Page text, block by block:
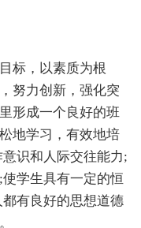
标，以素质为根
努力创新，强化突
形成一个良好的班
地学习，有效地培
识和人际交往能力;
学生具有一定的恒
有良好的思想道德